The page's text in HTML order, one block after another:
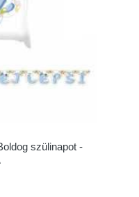
szülinapot -